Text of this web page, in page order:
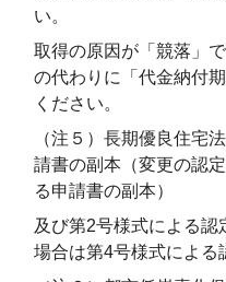
い。
取得の原因が「競落」
の代わりに「代金納付
ください。
（注５）長期優良住宅
請書の副本（変更の認
る申請書の副本）
及び第2号様式による認
場合は第4号様式による